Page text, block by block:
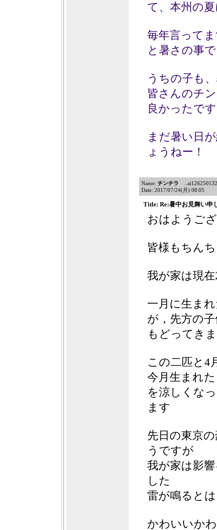
て、本州の
毎年言って
と暑さの事
うちの子も
皆さんのチ
良かったで
まだ暑い日
ょうねー！
Name: チンチラ
Date: 2017/07/24(月) 08:05
Title: Re:暑中お見舞い申
おはようご
皆様もちん
我が家は現
一月に生ま
が，先方の
もどってき
この二匹と4
今月生まれ
を涼しくな
ます
先日の東京
うですが
我が家は影
した
雷が鳴ると
かわいいか